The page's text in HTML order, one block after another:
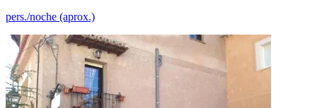
pers./noche (aprox.)